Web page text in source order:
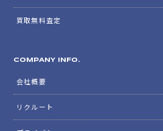
買取無料査定
COMPANY INFO.
会社概要
リクルート